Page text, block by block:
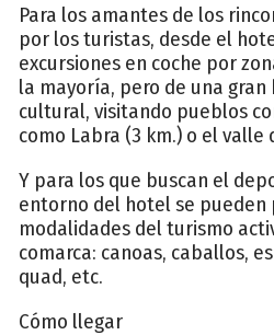
Para los amantes de los
por los turistas, desde el
excursiones en coche por
la mayoría, pero de una
cultural, visitando pueblos
como Labra (3 km.) o el valle
Y para los que buscan el
entorno del hotel se pueden
modalidades del turismo
comarca: canoas, caballos,
quad, etc.
Cómo llegar